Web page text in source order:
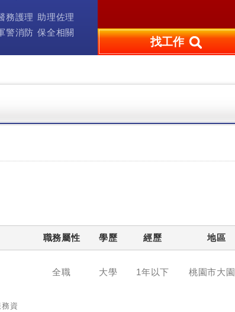
找工作
務護理 助理佐理
警消防 保全相關
職務屬性 學歷 經歷 地區
資
全職 大學 1年以下 桃園市大